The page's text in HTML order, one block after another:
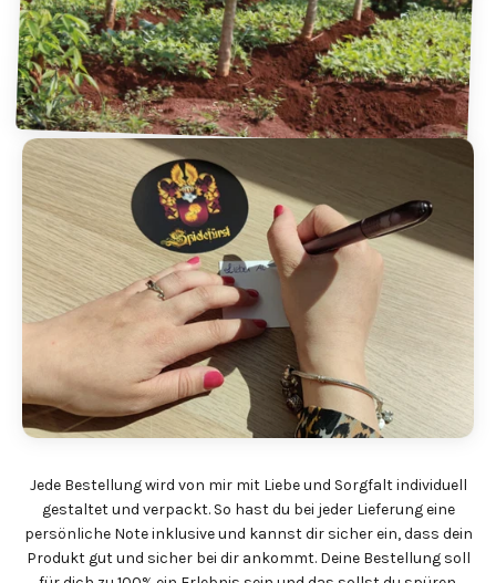
Jede Bestellung wird von mir mit Liebe und Sorgfalt individuell
gestaltet und verpackt. So hast du bei jeder Lieferung eine
persönliche Note inklusive und kannst dir sicher ein, dass dein
Produkt gut und sicher bei dir ankommt. Deine Bestellung soll